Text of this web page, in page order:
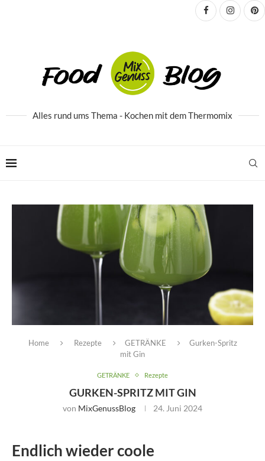
Alles rund ums Thema - Kochen mit dem Thermomix
Home Rezepte GETRÄNKE
Gurken-Spritz
mit Gin
GETRÄNKE Rezepte
GURKEN-SPRITZ MIT GIN
von MixGenussBlog 24. Juni 2024
Endlich wieder coole